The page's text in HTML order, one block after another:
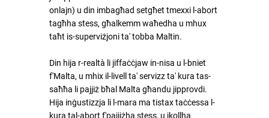
onlajn) u din imbagħad setgħet tmexxi l-abort
tagħha stess, għalkemm waħedha u mhux
taħt is-superviżjoni ta' tobba Maltin.
Din hija r-realtà li jiffaċċjaw in-nisa u l-bniet
f'Malta, u mhix il-livell ta' servizz ta' kura tas-
saħħa li pajjiż bħal Malta għandu jipprovdi.
Hija inġustizzja li l-mara ma tistax taċċessa l-
kura tal-abort f'pajjiżha stess, u jkollha